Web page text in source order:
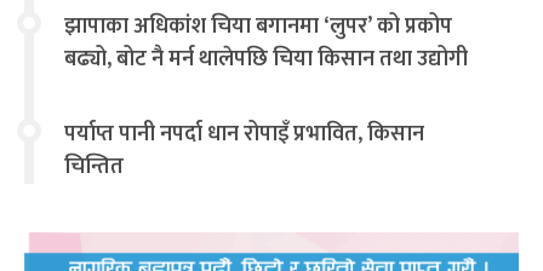
झापाका अधिकांश चिया बगानमा ‘लुपर’ को प्रकोप
बढ्यो, बोट नै मर्न थालेपछि चिया किसान तथा उद्योगी
पर्याप्त पानी नपर्दा धान रोपाइँ प्रभावित, किसान
चिन्तित